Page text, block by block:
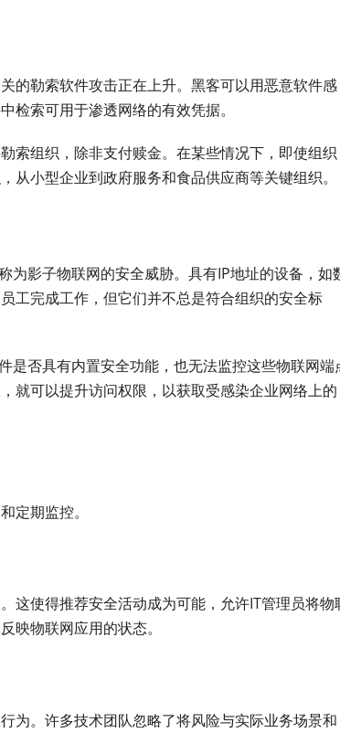
的勒索软件攻击正在上升。黑客可以用恶意软件感
检索可用于渗透网络的有效凭据。
索组织，除非支付赎金。在某些情况下，即使组织
小型企业到政府服务和食品供应商等关键组织。
为影子物联网的安全威胁。具有IP地址的设备，如
工完成工作，但它们并不总是符合组织的安全标
是否具有内置安全功能，也无法监控这些物联网端
就可以提升访问权限，以获取受感染企业网络上的
定期监控。
这使得推荐安全活动成为可能，允许IT管理员将物
映物联网应用的状态。
为。许多技术团队忽略了将风险与实际业务场景和